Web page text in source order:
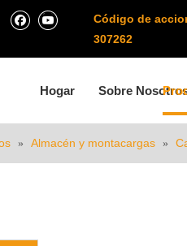
Código de
307262
Hogar Sobre
» Almacén y montacargas »